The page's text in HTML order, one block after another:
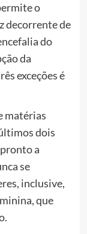
o
decorrente de
do
da
exceções é
matérias
dois
a
se
inclusive,
que